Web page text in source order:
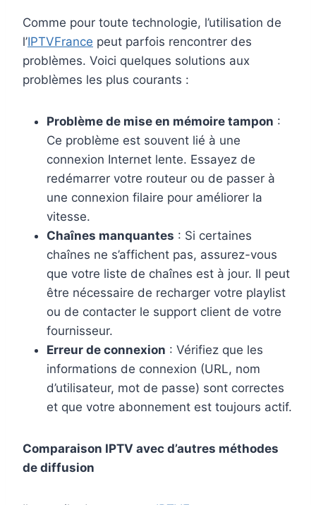
Comme pour toute technologie, l’utilisation de
l’IPTVFrance peut parfois rencontrer des
problèmes. Voici quelques solutions aux
problèmes les plus courants :
Problème de mise en mémoire tampon :
Ce problème est souvent lié à une
connexion Internet lente. Essayez de
redémarrer votre routeur ou de passer à
une connexion filaire pour améliorer la
vitesse.
Chaînes manquantes : Si certaines
chaînes ne s’affichent pas, assurez-vous
que votre liste de chaînes est à jour. Il peut
être nécessaire de recharger votre playlist
ou de contacter le support client de votre
fournisseur.
Erreur de connexion : Vérifiez que les
informations de connexion (URL, nom
d’utilisateur, mot de passe) sont correctes
et que votre abonnement est toujours actif.
Comparaison IPTV avec d’autres méthodes
de diffusion